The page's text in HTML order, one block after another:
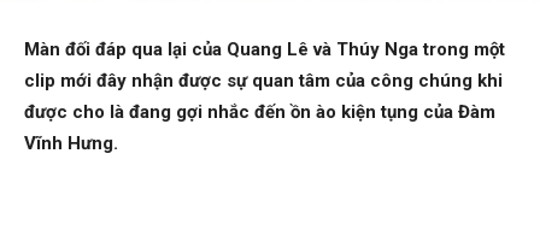
Màn đối đáp qua lại của Quang Lê và Thúy Nga trong một
clip mới đây nhận được sự quan tâm của công chúng khi
được cho là đang gợi nhắc đến ồn ào kiện tụng của Đàm
Vĩnh Hưng.